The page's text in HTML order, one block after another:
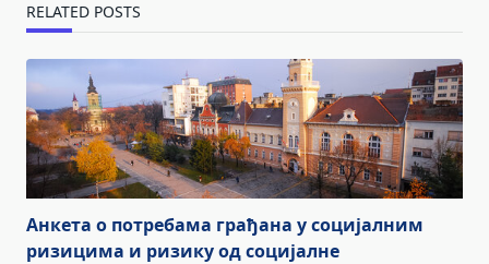
RELATED POSTS
Анкета о потребама грађана у социјалним
ризицима и ризику од социјалне